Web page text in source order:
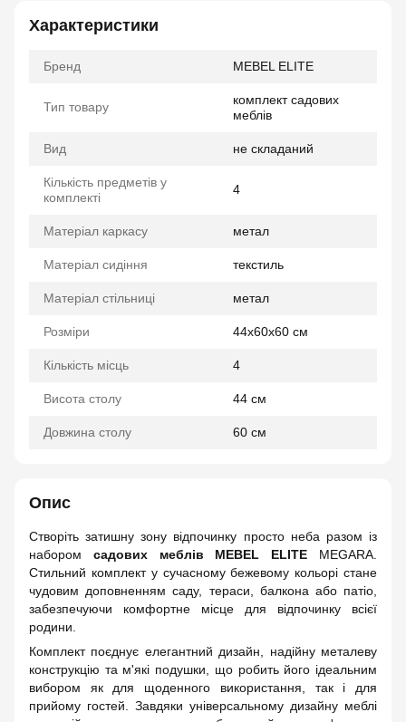
Характеристики
Бренд MEBEL ELITE
Тип товару
комплект садових
меблів
Вид не складаний
Кількість предметів у
комплекті
4
Матеріал каркасу метал
Матеріал сидіння текстиль
Матеріал стільниці метал
Розміри 44х60х60 см
Кількість місць 4
Висота столу 44 см
Довжина столу 60 см
Опис
Створіть затишну зону відпочинку просто неба разом із
набором садових меблів MEBEL ELITE MEGARA.
Стильний комплект у сучасному бежевому кольорі стане
чудовим доповненням саду, тераси, балкона або патіо,
забезпечуючи комфортне місце для відпочинку всієї
родини.
Комплект поєднує елегантний дизайн, надійну металеву
конструкцію та м'які подушки, що робить його ідеальним
вибором як для щоденного використання, так і для
прийому гостей. Завдяки універсальному дизайну меблі